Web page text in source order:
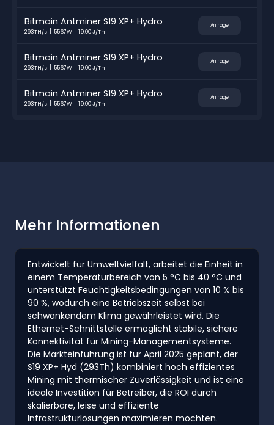
Bitmain Antminer S19 XP+ Hydro
293TH/s 5567W 19.00 J/Th
Anfrage
Bitmain Antminer S19 XP+ Hydro
293TH/s 5567W 19.00 J/Th
Anfrage
Bitmain Antminer S19 XP+ Hydro
293TH/s 5567W 19.00 J/Th
Anfrage
Mehr Informationen
Entwickelt für Umweltvielfalt, arbeitet die Einheit in
einem Temperaturbereich von 5 °C bis 40 °C und
unterstützt Feuchtigkeitsbedingungen von 10 % bis
90 %, wodurch eine Betriebszeit selbst bei
schwankendem Klima gewährleistet wird. Die
Ethernet-Schnittstelle ermöglicht stabile, sichere
Konnektivität für Mining-Managementsysteme.
Die Markteinführung ist für April 2025 geplant, der
S19 XP+ Hyd (293Th) kombiniert hoch effizientes
Mining mit thermischer Zuverlässigkeit und ist eine
ideale Investition für Betreiber, die ROI durch
skalierbare, leise und effiziente
Infrastrukturlösungen maximieren möchten.